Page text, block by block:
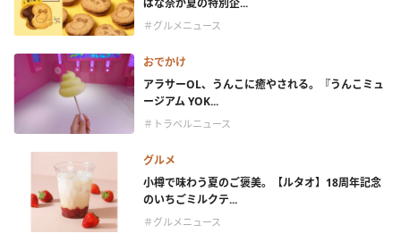
ばな奈が夏の特別企...
＃グルメニュース
おでかけ
アラサーOL、うんこに癒やされる。『うんこミュ
ージアム YOK...
＃トラベルニュース
グルメ
小樽で味わう夏のご褒美。【ルタオ】18周年記念
のいちごミルクテ...
＃グルメニュース